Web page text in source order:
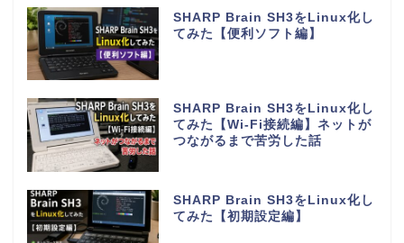
SHARP Brain SH3をLinux化し
てみた【便利ソフト編】
SHARP Brain SH3をLinux化し
てみた【Wi-Fi接続編】ネットが
つながるまで苦労した話
SHARP Brain SH3をLinux化し
てみた【初期設定編】